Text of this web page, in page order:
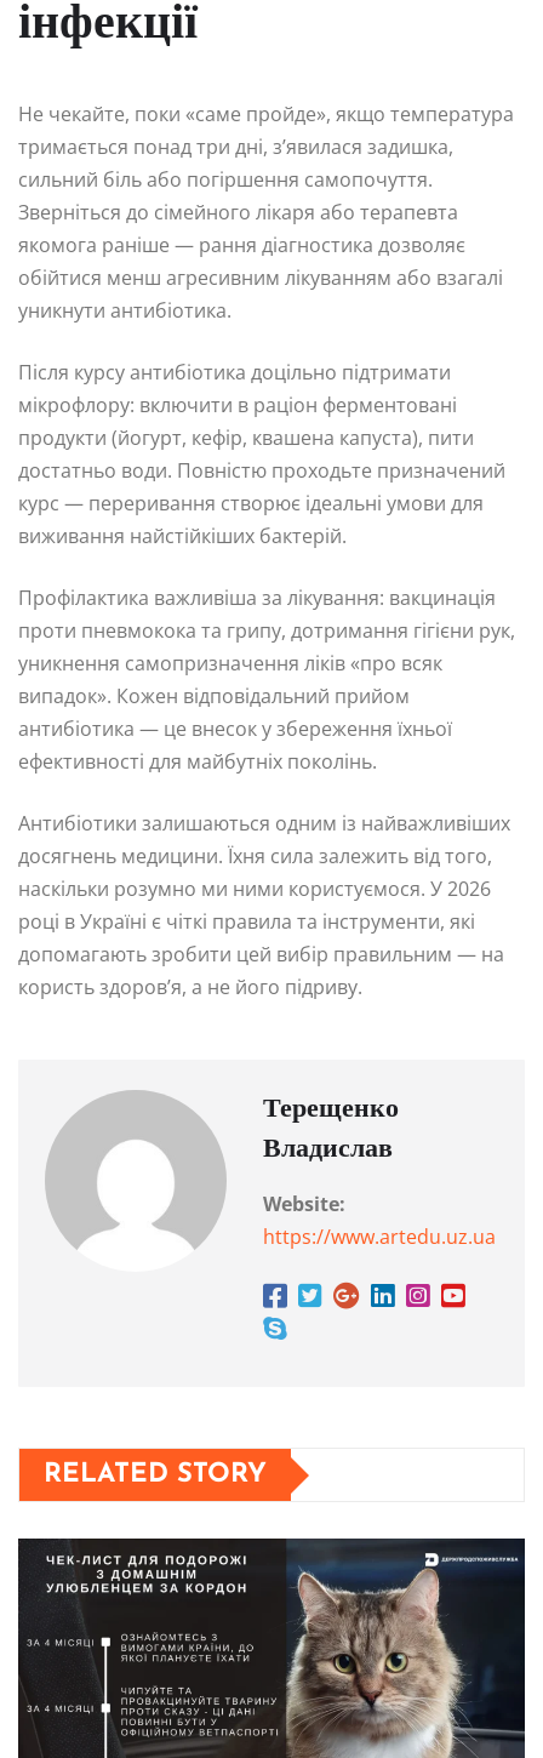
інфекції
Не чекайте, поки «саме пройде», якщо температура
тримається понад три дні, з’явилася задишка,
сильний біль або погіршення самопочуття.
Зверніться до сімейного лікаря або терапевта
якомога раніше — рання діагностика дозволяє
обійтися менш агресивним лікуванням або взагалі
уникнути антибіотика.
Після курсу антибіотика доцільно підтримати
мікрофлору: включити в раціон ферментовані
продукти (йогурт, кефір, квашена капуста), пити
достатньо води. Повністю проходьте призначений
курс — переривання створює ідеальні умови для
виживання найстійкіших бактерій.
Профілактика важливіша за лікування: вакцинація
проти пневмокока та грипу, дотримання гігієни рук,
уникнення самопризначення ліків «про всяк
випадок». Кожен відповідальний прийом
антибіотика — це внесок у збереження їхньої
ефективності для майбутніх поколінь.
Антибіотики залишаються одним із найважливіших
досягнень медицини. Їхня сила залежить від того,
наскільки розумно ми ними користуємося. У 2026
році в Україні є чіткі правила та інструменти, які
допомагають зробити цей вибір правильним — на
користь здоров’я, а не його підриву.
Терещенко
Владислав
Website:
https://www.artedu.uz.ua
RELATED STORY